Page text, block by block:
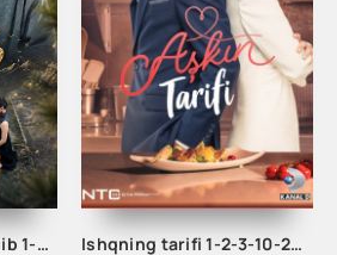
Tog'dan tushgan tabib 1-2-3-10-20-30-50-60-70-80-90 Qism drama koreya seriali uzbek tilida Barcha qismlar Ishqning tarifi 1-2-3-10-20-30-40-50-60-70-100 qism turk serial Uzbek tilida Barcha qismlar